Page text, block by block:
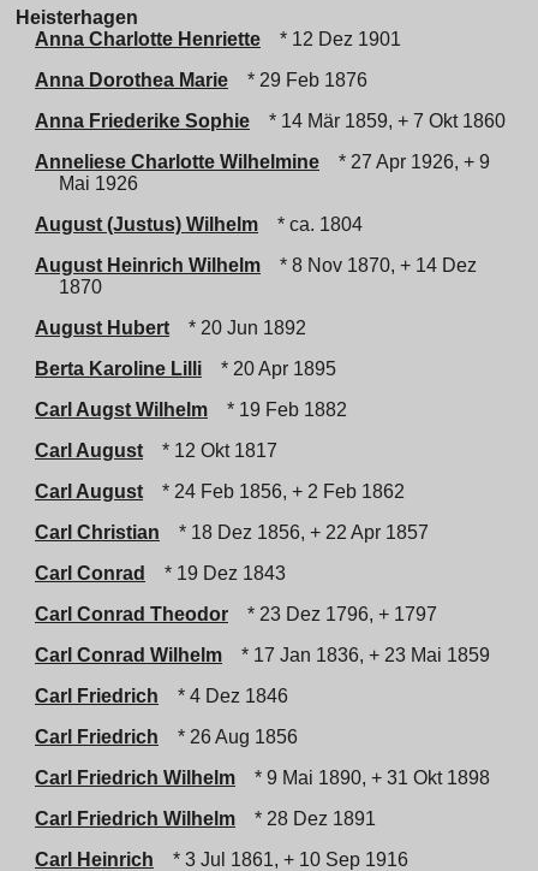
Heisterhagen
Anna Charlotte Henriette
* 12 Dez 1901
Anna Dorothea Marie
* 29 Feb 1876
Anna Friederike Sophie
* 14 Mär 1859, + 7 Okt 1860
Anneliese Charlotte Wilhelmine
* 27 Apr 1926, + 9
Mai 1926
August (Justus) Wilhelm
* ca. 1804
August Heinrich Wilhelm
* 8 Nov 1870, + 14 Dez
1870
August Hubert
* 20 Jun 1892
Berta Karoline Lilli
* 20 Apr 1895
Carl Augst Wilhelm
* 19 Feb 1882
Carl August
* 12 Okt 1817
Carl August
* 24 Feb 1856, + 2 Feb 1862
Carl Christian
* 18 Dez 1856, + 22 Apr 1857
Carl Conrad
* 19 Dez 1843
Carl Conrad Theodor
* 23 Dez 1796, + 1797
Carl Conrad Wilhelm
* 17 Jan 1836, + 23 Mai 1859
Carl Friedrich
* 4 Dez 1846
Carl Friedrich
* 26 Aug 1856
Carl Friedrich Wilhelm
* 9 Mai 1890, + 31 Okt 1898
Carl Friedrich Wilhelm
* 28 Dez 1891
Carl Heinrich
* 3 Jul 1861, + 10 Sep 1916